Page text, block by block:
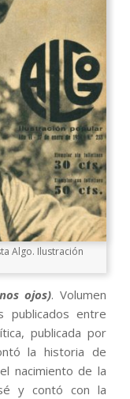
Algo. Ilustración
ojos). Volumen
publicados entre
publicada por
la historia de
nacimiento de la
y contó con la